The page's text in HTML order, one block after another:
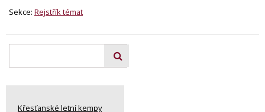
Sekce: Rejstřík témat
Křesťanské letní kempy